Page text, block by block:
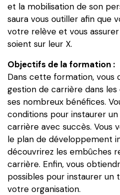
et la mobilisation de son
saura vous outiller afin que
votre relève et vous
soient sur leur X.
Objectifs de la formation :
Dans cette formation, vous
gestion de carrière dans les
ses nombreux bénéfices.
conditions pour instaurer
carrière avec succès. Vous
le plan de développement
découvrirez les embûches
carrière. Enfin, vous
possibles pour instaurer un
votre organisation.